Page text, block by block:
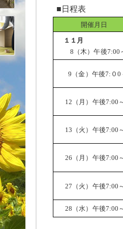
定住・移住
■日程表
開催月日
１１月
8（木）午後7:00
9（金）午後7:０0
12（月）午後7:00～
13（火）午後7:00～
26（月）午後7:00～
27（火）午後7:00～
28（水）午後7:00～